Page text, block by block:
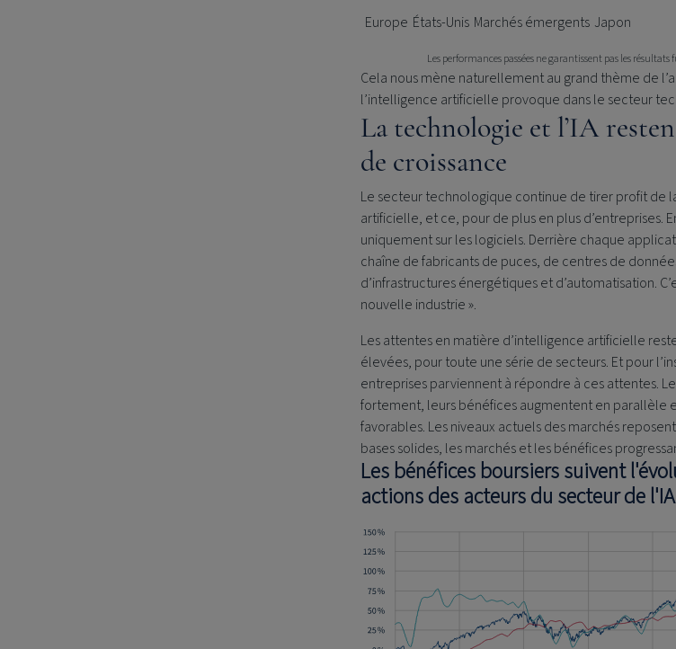
Europe États-Unis Marchés émergents Japon
Les performances passées ne garantissent pas les
Cela nous mène naturellement au grand thème de
l’intelligence artificielle provoque dans le secteur
La technologie et l’IA
de croissance
Le secteur technologique continue de tirer profit de
artificielle, et ce, pour de plus en plus d’entreprises.
uniquement sur les logiciels. Derrière chaque
chaîne de fabricants de puces, de centres de
d’infrastructures énergétiques et d’automatisation.
nouvelle industrie ».
Les attentes en matière d’intelligence artificielle
élevées, pour toute une série de secteurs. Et pour
entreprises parviennent à répondre à ces attentes.
fortement, leurs bénéfices augmentent en parallèle
favorables. Les niveaux actuels des marchés
bases solides, les marchés et les bénéfices
Les bénéfices boursiers suivent
actions des acteurs du secteur de l'IA